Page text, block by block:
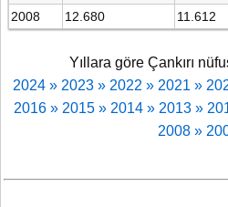
2008
12.680 11.612
Yıllara göre Çankırı
2024 » 2023 » 2022 » 2021 »
2016 » 2015 » 2014 » 2013 »
2008 »